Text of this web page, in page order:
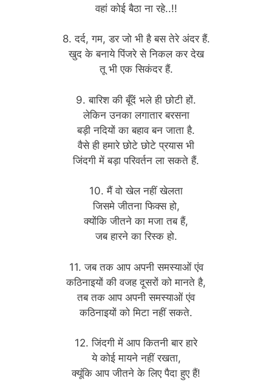
वहां कोई बैठा ना रहे..!!
8. दर्द, गम, डर जो भी है बस तेरे अंदर हैं.
खुद के बनाये पिंजरे से निकल कर देख
तू भी एक सिकंदर हैं.
9. बारिश की बूँदें भले ही छोटी हों.
लेकिन उनका लगातार बरसना
बड़ी नदियों का बहाव बन जाता है.
वैसे ही हमारे छोटे छोटे प्रयास भी
जिंदगी में बड़ा परिवर्तन ला सकते हैं.
10. मैं वो खेल नहीं खेलता
जिसमे जीतना फिक्स हो,
क्योंकि जीतने का मजा तब हैं,
जब हारने का रिस्क हो.
11. जब तक आप अपनी समस्याओं एंव
कठिनाइयों की वजह दूसरों को मानते है,
तब तक आप अपनी समस्याओं एंव
कठिनाइयों को मिटा नहीं सकते.
12. जिंदगी में आप कितनी बार हारे
ये कोई मायने नहीं रखता,
क्यूंकि आप जीतने के लिए पैदा हुए हैं!